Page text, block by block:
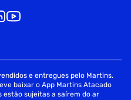
e entregues pelo Martins.
baixar o App Martins Atacado
estão sujeitas a saírem do ar